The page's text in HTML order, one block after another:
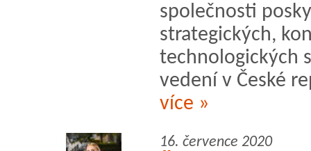
společnosti
strategických,
technologických
vedení v České
více »
16. července 2020